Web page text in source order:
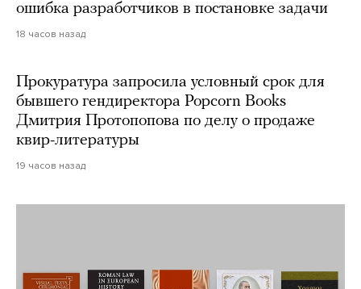
ошибка разработчиков в постановке задачи
18 часов назад
Прокуратура запросила условный срок для
бывшего гендиректора Popcorn Books
Дмитрия Протопопова по делу о продаже
квир-литературы
19 часов назад